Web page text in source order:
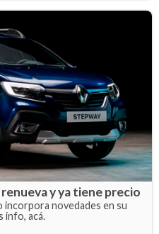
y ya tiene precio
incorpora novedades en su
info, acá.